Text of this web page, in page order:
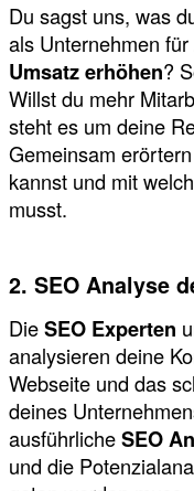
Du sagst uns, was
als Unternehmen
Umsatz erhöhen?
Willst du mehr
steht es um deine
Gemeinsam
kannst und mit
musst.
2. SEO Analyse
DieSEO Experten
analysieren deine
Webseite und das
deines
ausführlicheSEO
und die